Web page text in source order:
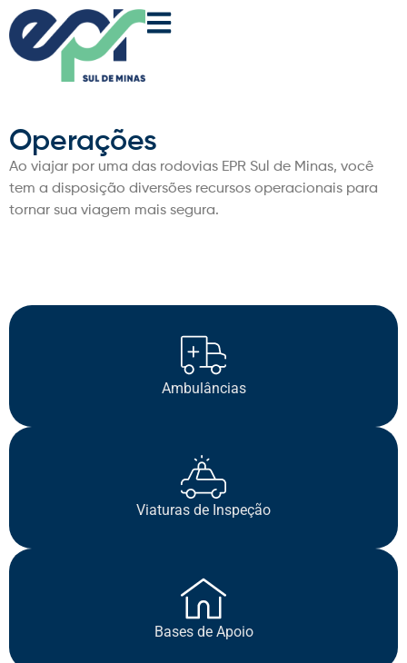
Operações
Ao viajar por uma das rodovias EPR Sul de Minas, você
tem a disposição diversões recursos operacionais para
tornar sua viagem mais segura.
Ambulâncias
Viaturas de Inspeção
Bases de Apoio